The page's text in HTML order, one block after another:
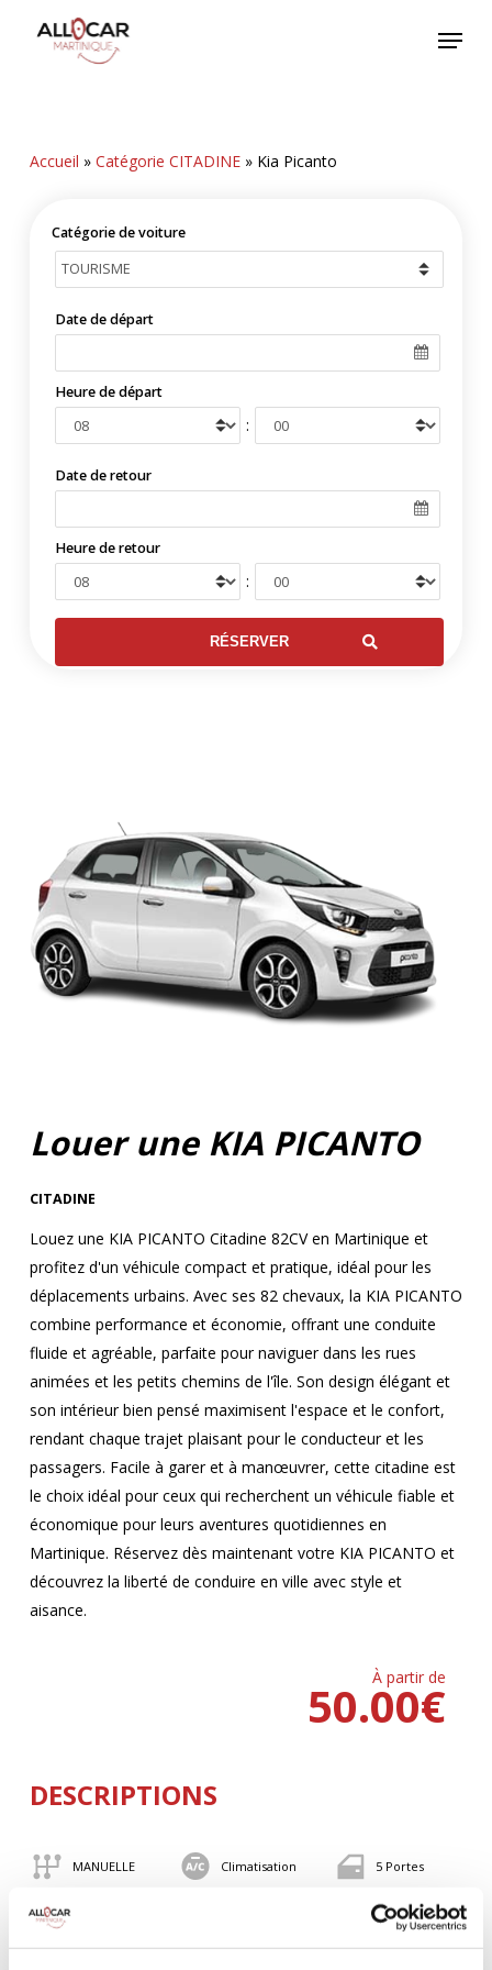
Menu
Accueil » Catégorie CITADINE» Kia Picanto
Catégorie de voiture
Date de départ
Heure de départ
:
Date de retour
Heure de retour
:
Louer une KIA PICANTO
CITADINE
Louez une KIA PICANTO Citadine 82CV en Martinique et
profitez d'un véhicule compact et pratique, idéal pour les
déplacements urbains. Avec ses 82 chevaux, la KIA PICANTO
combine performance et économie, offrant une conduite
fluide et agréable, parfaite pour naviguer dans les rues
animées et les petits chemins de l'île. Son design élégant et
son intérieur bien pensé maximisent l'espace et le confort,
rendant chaque trajet plaisant pour le conducteur et les
passagers. Facile à garer et à manœuvrer, cette citadine est
le choix idéal pour ceux qui recherchent un véhicule fiable et
économique pour leurs aventures quotidiennes en
Martinique. Réservez dès maintenant votre KIA PICANTO et
découvrez la liberté de conduire en ville avec style et
aisance.
À partir de
€
50.00
DESCRIPTIONS
MANUELLE Climatisation 5 Portes
BLUETOOTH 82 CV
Valise